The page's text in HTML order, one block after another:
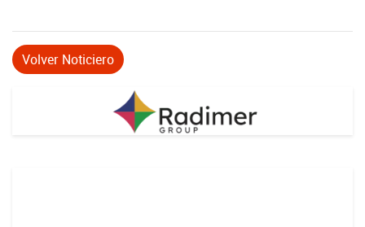
Volver Noticiero